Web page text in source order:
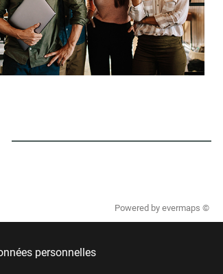
Powered by evermaps ©
personnelles